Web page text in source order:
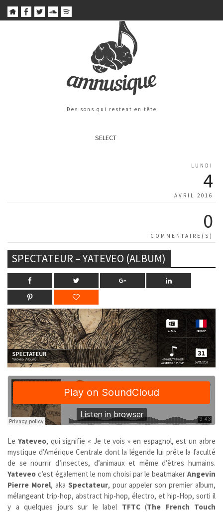
Des sons qui restent en tête
SELECT
LUNDI
4
AVRIL 2016
0
COMMENTAIRE(S)
SPECTATEUR – YATEVEO (ALBUM)
Le Yateveo, qui signifie « Je te vois » en espagnol, est un arbre
mystique d’Amérique Centrale dont la légende lui prête la faculté
de se nourrir d’insectes, d’animaux et même d’êtres humains.
Yateveo c’est également le nom choisi par le beatmaker Angevin
Pierre Morel, aka Spectateur, pour appeler son premier album,
mélangeant trip-hop, abstract hip-hop, électro, et hip-Hop, sorti il
y a quelques jours sur le label TFTC (The French Touch